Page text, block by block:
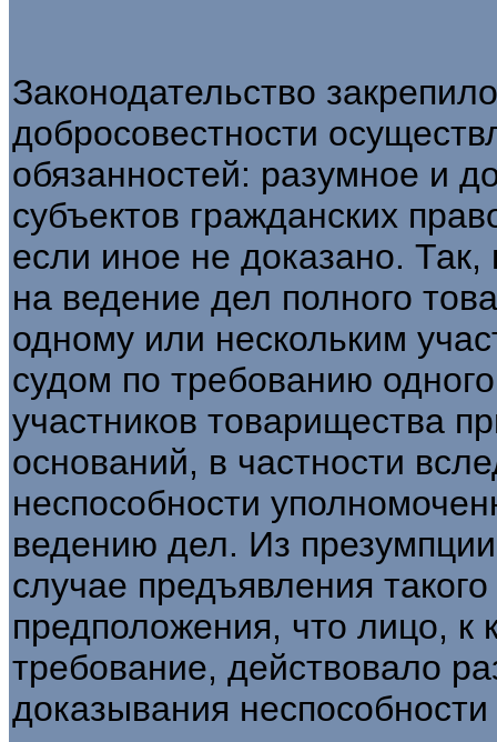
Законодательство
добросовестности
обязанностей: разумное и
субъектов гражданских
если иное не доказано.
на ведение дел полного
одному или нескольким
судом по требованию
участников товарищества
оснований, в частности
неспособности
ведению дел. Из
случае предъявления
предположения, что лицо, к
требование, действовало
доказывания